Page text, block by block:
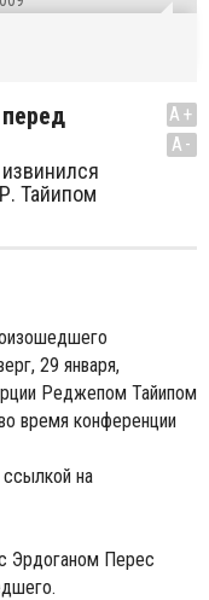
Тайипом
A+
A-
29 января,
Реджепом Тайипом
время конференции
на
Эрдоганом Перес